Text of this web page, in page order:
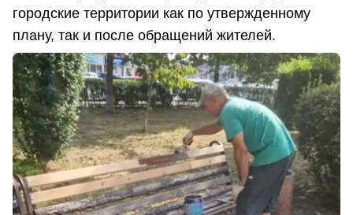
городские территории как по утвержденному
плану, так и после обращений жителей.